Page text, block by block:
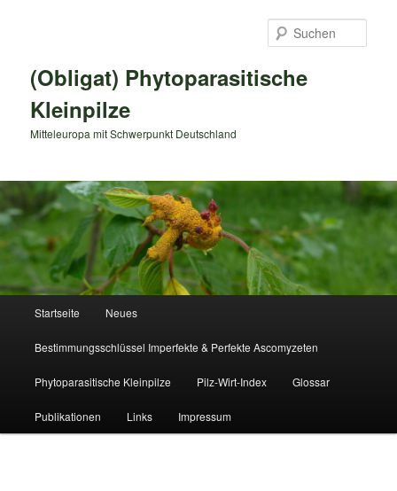
(Obligat) Phytoparasitische
Kleinpilze
Mitteleuropa mit Schwerpunkt Deutschland
Startseite Neues
Bestimmungsschlüssel Imperfekte & Perfekte Ascomyzeten
Phytoparasitische Kleinpilze Pilz-Wirt-Index Glossar
Publikationen Links Impressum